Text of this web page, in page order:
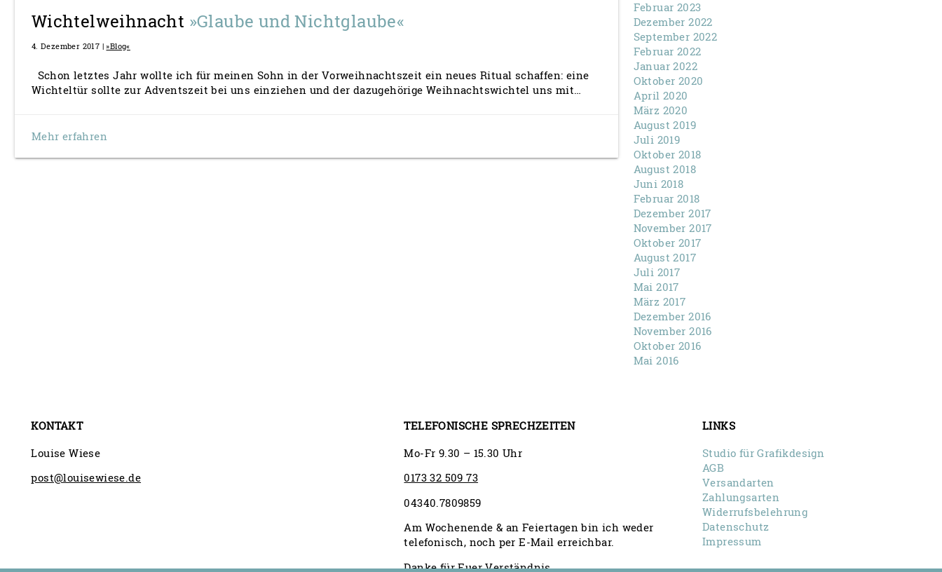
Wichtelweihnacht »Glaube und Nichtglaube«
4. Dezember 2017 |»Blog«
Schon letztes Jahr wollte ich für meinen Sohn in der Vorweihnachtszeit ein neues Ritual schaffen: eine
Wichteltür sollte zur Adventszeit bei uns einziehen und der dazugehörige Weihnachtswichtel uns mit…
Mehr erfahren
Februar 2023
Dezember 2022
September 2022
Februar 2022
Januar 2022
Oktober 2020
April 2020
März 2020
August 2019
Juli 2019
Oktober 2018
August 2018
Juni 2018
Februar 2018
Dezember 2017
November 2017
Oktober 2017
August 2017
Juli 2017
Mai 2017
März 2017
Dezember 2016
November 2016
Oktober 2016
Mai 2016
KONTAKT
Louise Wiese
post@louisewiese.de
TELEFONISCHE SPRECHZEITEN
Mo-Fr 9.30 – 15.30 Uhr
0173 32 509 73
04340.7809859
Am Wochenende & an Feiertagen bin ich weder
telefonisch, noch per E-Mail erreichbar.
Danke für Euer Verständnis.
LINKS
Studio für Grafikdesign
AGB
Versandarten
Zahlungsarten
Widerrufsbelehrung
Datenschutz
Impressum